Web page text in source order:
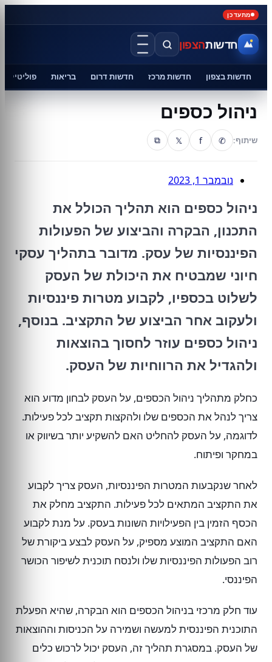
מתעדכן
חדשותהצפון
חדשות בצפון חדשות מרכז חדשות דרום בריאות פוליטיקה
ניהול כספים
שיתוף: ✆
f
𝕏
⧉
נובמבר 1, 2023
ניהול כספים הוא תהליך הכולל את
התכנון, הבקרה והביצוע של הפעולות
הפיננסיות של עסק. מדובר בתהליך עסקי
חיוני שמבטיח את היכולת של העסק
לשלוט בכספיו, לקבוע מטרות פיננסיות
ולעקוב אחר הביצוע של התקציב. בנוסף,
ניהול כספים עוזר לחסוך בהוצאות
ולהגדיל את הרווחיות של העסק.
כחלק מתהליך ניהול הכספים, על העסק לבחון מדוע הוא
צריך לנהל את הכספים שלו ולהקצות תקציב לכל פעילות.
לדוגמה, על העסק להחליט האם להשקיע יותר בשיווק או
במחקר ופיתוח.
לאחר שנקבעות המטרות הפיננסיות, העסק צריך לקבוע
את התקציב המתאים לכל פעילות. התקציב מחלק את
הכסף הזמין בין הפעילויות השונות בעסק. על מנת לקבוע
האם התקציב המוצע מספיק, על העסק לבצע ביקורת של
רוב הפעולות הפיננסיות שלו ולנסח תוכנית לשיפור הכושר
הפיננסי.
עוד חלק מרכזי בניהול הכספים הוא הבקרה, שהיא הפעלת
התוכנית הפיננסית למעשה ושמירה על הכניסות וההוצאות
של העסק. במסגרת תהליך זה, העסק יכול לרכוש כלים